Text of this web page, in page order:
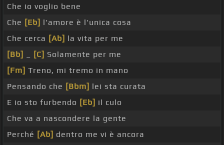
Che io voglio bene
Che [Eb] l'amore è l'unica cosa
Che cerca [Ab] la vita per me
[Bb]
[C] Solamente per me
[Fm] Treno, mi tremo in mano
Pensando che [Bbm] lei sta curata
E io sto furbendo [Eb] il culo
Che va a nascondere la gente
Perché [Ab] dentro me vi è ancora